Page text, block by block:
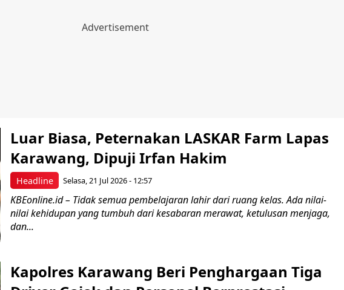
Headline
Luar Biasa, Peternakan LASKAR Farm Lapas
Karawang, Dipuji Irfan Hakim
Selasa, 21 Jul 2026 - 12:57
KBEonline.id – Tidak semua pembelajaran lahir dari ruang kelas. Ada nilai-
nilai kehidupan yang tumbuh dari kesabaran merawat, ketulusan menjaga,
dan...
Kapolres Karawang Beri Penghargaan Tiga